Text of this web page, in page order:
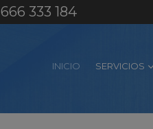
666 333 184
INICIO SERVICIOS